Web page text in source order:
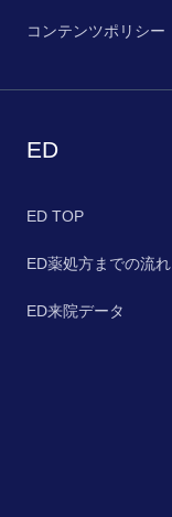
コンテンツポリシー
ED
ED TOP
ED薬処方までの流れ
ED来院データ